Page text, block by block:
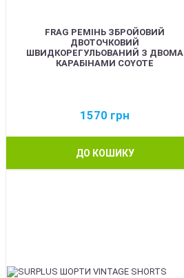
FRAG РЕМІНЬ ЗБРОЙОВИЙ
ДВОТОЧКОВИЙ
ШВИДКОРЕГУЛЬОВАНИЙ З ДВОМА
КАРАБІНАМИ COYOTE
1570 грн
ДО КОШИКУ